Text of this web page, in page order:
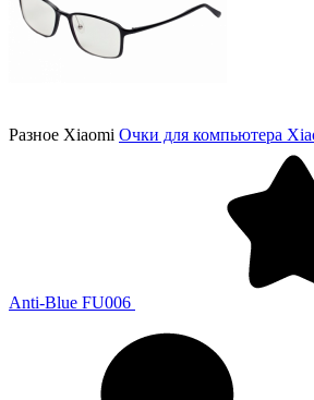
Разное Xiaomi Очки для компьютера
Anti-Blue FU006